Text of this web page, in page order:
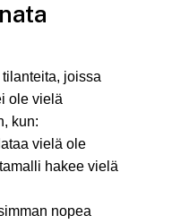
joissa
ole vielä
kun:
vielä ole
hakee vielä
nopea